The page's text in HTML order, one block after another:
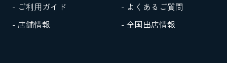
- ご利用ガイド
- よくあるご質問
- 店舗情報
- 全国出店情報